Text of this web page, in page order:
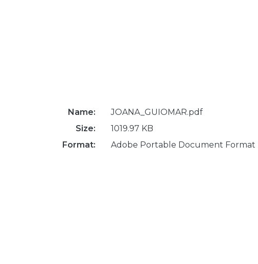
Name:
JOANA_GUIOMAR.pdf
Size:
1019.97 KB
Format:
Adobe Portable Document Format